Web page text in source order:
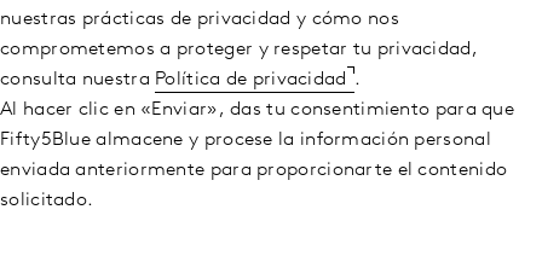
nuestras prácticas de privacidad y cómo nos
comprometemos a proteger y respetar tu privacidad,
consulta nuestra Política de privacidad .
Al hacer clic en «Enviar», das tu consentimiento para que
Fifty5Blue almacene y procese la información personal
enviada anteriormente para proporcionarte el contenido
solicitado.